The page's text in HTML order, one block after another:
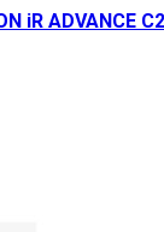
iR ADVANCE